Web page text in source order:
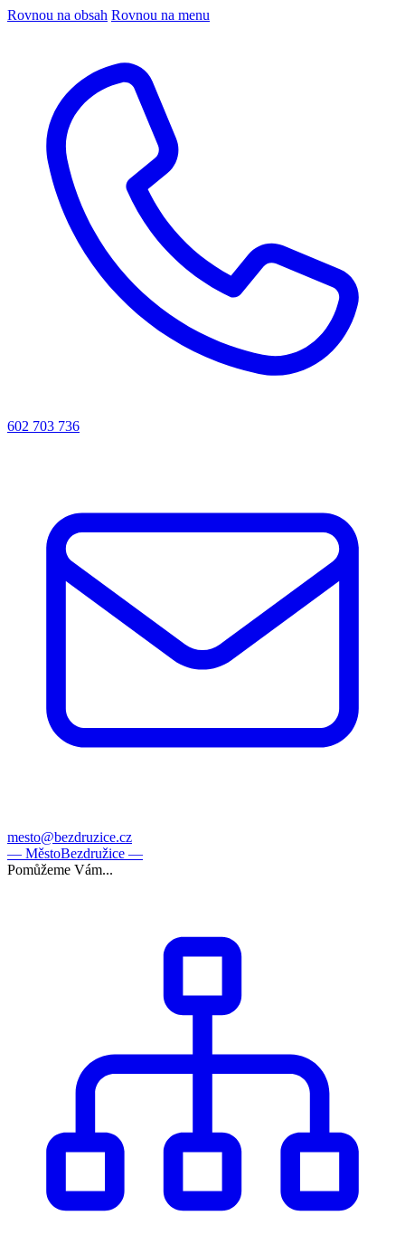
Rovnou na obsah Rovnou na menu
602 703 736
mesto@bezdruzice.cz
— MěstoBezdružice —
Pomůžeme Vám...